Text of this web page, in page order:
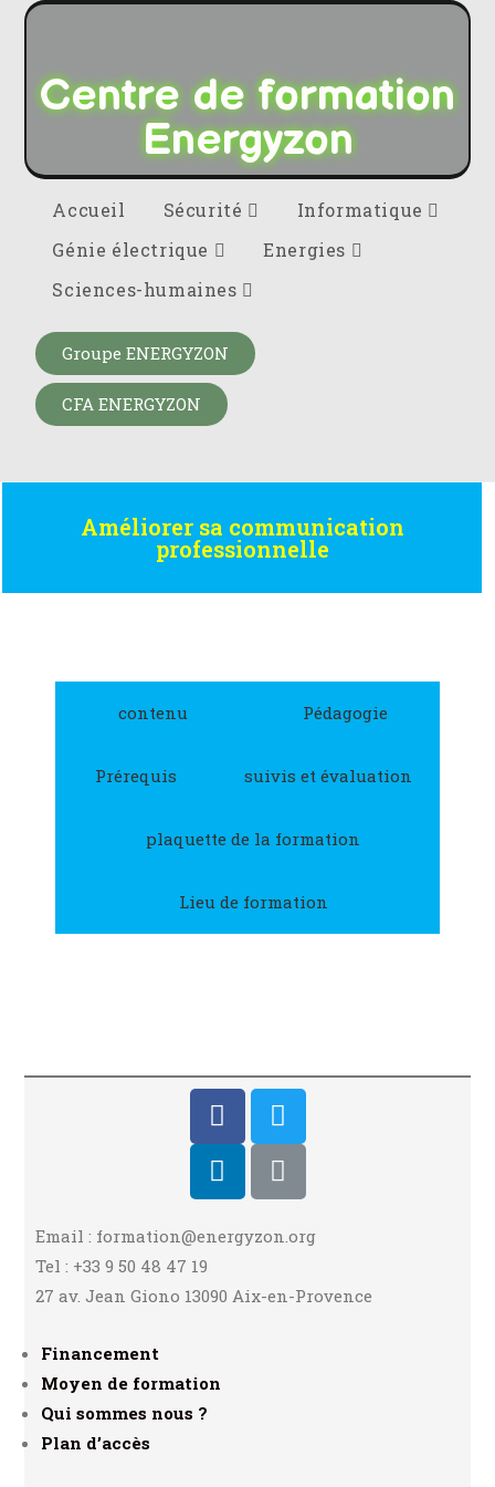
Centre de formation
Energyzon
Accueil Sécurité
Informatique
Génie électrique
Energies
Sciences-humaines
Groupe ENERGYZON
CFA ENERGYZON
Améliorer sa communication
professionnelle
contenu Pédagogie
Prérequis suivis et évaluation
plaquette de la formation
Lieu de formation
Email : formation@energyzon.org
Tel : +33 9 50 48 47 19
27 av. Jean Giono 13090 Aix-en-Provence
Financement
Moyen de formation
Qui sommes nous ?
Plan d’accès